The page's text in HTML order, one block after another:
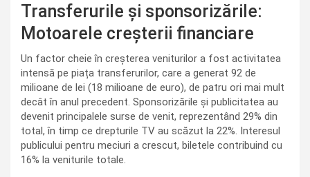
Transferurile și sponsorizările:
Motoarele creșterii financiare
Un factor cheie în creșterea veniturilor a fost activitatea
intensă pe piața transferurilor, care a generat 92 de
milioane de lei (18 milioane de euro), de patru ori mai mult
decât în anul precedent. Sponsorizările și publicitatea au
devenit principalele surse de venit, reprezentând 29% din
total, în timp ce drepturile TV au scăzut la 22%. Interesul
publicului pentru meciuri a crescut, biletele contribuind cu
16% la veniturile totale.